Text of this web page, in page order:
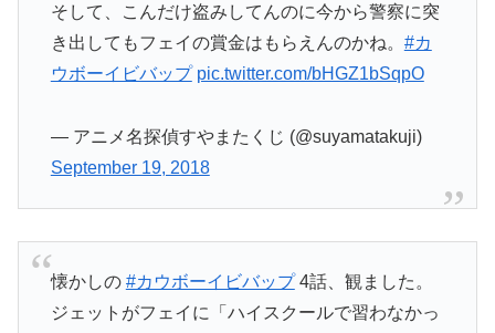
そして、こんだけ盗みしてんのに今から警察に突
き出してもフェイの賞金はもらえんのかね。 #カ
ウボーイビバップ pic.twitter.com/bHGZ1bSqpO
— アニメ名探偵すやまたくじ (@suyamatakuji)
September 19, 2018
懐かしの #カウボーイビバップ4話、観ました。
ジェットがフェイに「ハイスクールで習わなかっ